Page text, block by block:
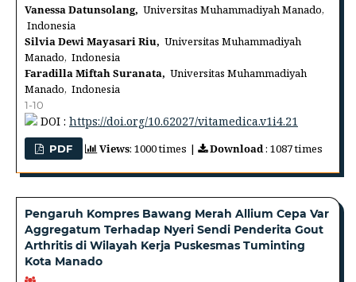
Vanessa Datunsolang, Universitas Muhammadiyah Manado,
Indonesia
Silvia Dewi Mayasari Riu, Universitas Muhammadiyah
Manado, Indonesia
Faradilla Miftah Suranata, Universitas Muhammadiyah
Manado, Indonesia
1-10
DOI : https://doi.org/10.62027/vitamedica.v1i4.21
PDF Views: 1000 times | Download: 1087 times
Pengaruh Kompres Bawang Merah Allium Cepa Var
Aggregatum Terhadap Nyeri Sendi Penderita Gout
Arthritis di Wilayah Kerja Puskesmas Tuminting
Kota Manado